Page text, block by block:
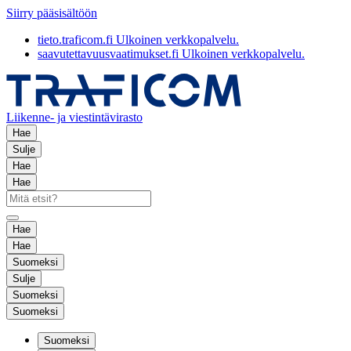
Siirry pääsisältöön
tieto.traficom.fi Ulkoinen verkkopalvelu.
saavutettavuusvaatimukset.fi Ulkoinen verkkopalvelu.
Liikenne- ja viestintävirasto
Hae
Sulje
Hae
Hae
Hae
Hae
Suomeksi
Sulje
Suomeksi
Suomeksi
Suomeksi